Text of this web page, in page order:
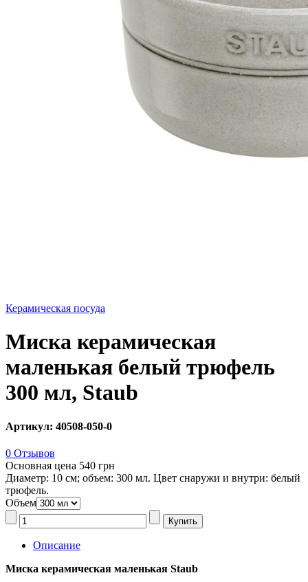
Керамическая посуда
Миска керамическая
маленькая белый трюфель
300 мл, Staub
Артикул: 40508-050-0
0 Отзывов
Основная цена 540 грн
Диаметр: 10 см; объем: 300 мл. Цвет снаружи и внутри: белый
трюфель.
Объем
Описание
Миска керамическая маленькая Staub